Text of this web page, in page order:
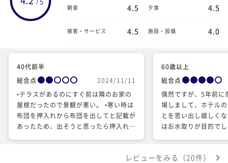
朝食 4.5 夕食 4.5
接客・サービス 4.5 施設・設備 4.0
40代前半
総合点
2024/11/11
•テラスがあるのにすぐ前は隣のお家の
屋根だったので景観が悪い。 •寒い時は
布団を押入れから布団を出してと記載が
あったため、出そうと思ったら押入れ自
館の大浴場の中の換気扇がききすぎてい
60歳以上
総合点
偶然ですが、5年前に
場しまして、ホテル
とを思い出し嬉しく
はお水取りが目的で
レビューをみる（20件）